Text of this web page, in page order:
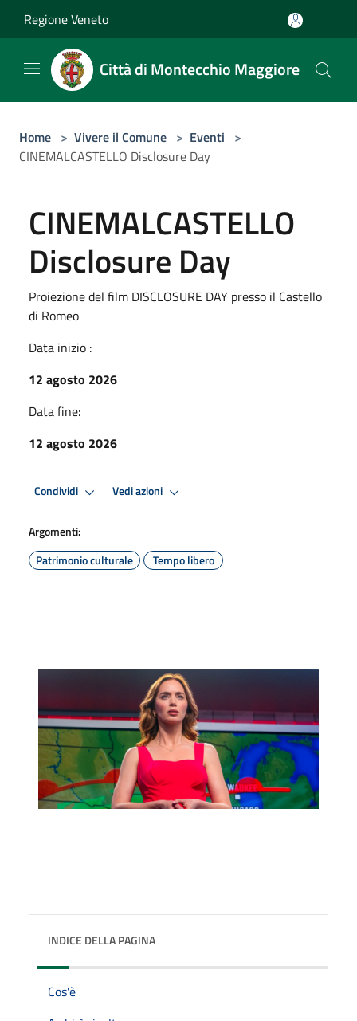
Regione Veneto
Città di Montecchio Maggiore
Home > Vivere il Comune > Eventi >
CINEMALCASTELLO Disclosure Day
CINEMALCASTELLO
Disclosure Day
Proiezione del film DISCLOSURE DAY presso il Castello
di Romeo
Data inizio :
12 agosto 2026
Data fine:
12 agosto 2026
Condividi Vedi azioni
Argomenti:
Patrimonio culturale
Tempo libero
INDICE DELLA PAGINA
Cos'è